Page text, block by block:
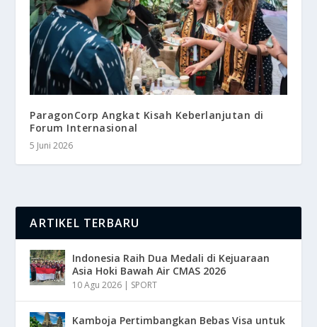
ParagonCorp Angkat Kisah Keberlanjutan di
Forum Internasional
5 Juni 2026
ARTIKEL TERBARU
Indonesia Raih Dua Medali di Kejuaraan
Asia Hoki Bawah Air CMAS 2026
10 Agu 2026 | SPORT
Kamboja Pertimbangkan Bebas Visa untuk